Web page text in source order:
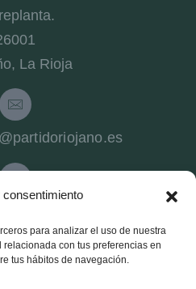
para analizar el uso de nuestra
con tus preferencias en
tus hábitos de navegación.
La Rioja
Riojano